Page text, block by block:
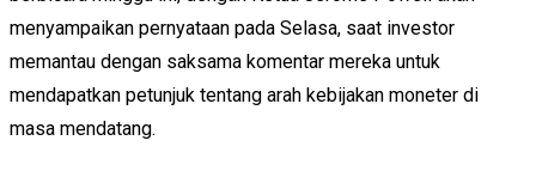
menyampaikan pernyataan pada Selasa, saat investor
memantau dengan saksama komentar mereka untuk
mendapatkan petunjuk tentang arah kebijakan moneter di
masa mendatang.